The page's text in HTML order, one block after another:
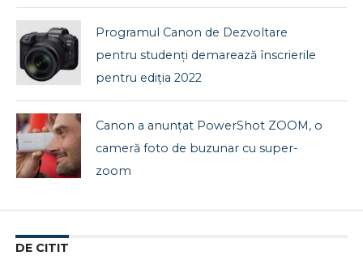
Programul Canon de Dezvoltare
pentru studenți demarează înscrierile
pentru ediția 2022
Canon a anunțat PowerShot ZOOM, o
cameră foto de buzunar cu super-
zoom
DE CITIT